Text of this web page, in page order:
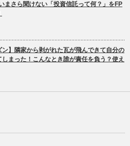
まさら聞けない「投資信託って何？」をFP
ン】隣家から剥がれた瓦が飛んできて自分の
まった！こんなとき誰が責任を負う？使え